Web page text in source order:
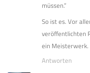
müssen.”
So ist es. Vor
veröffentlichten
ein Meisterwerk.
Antworten